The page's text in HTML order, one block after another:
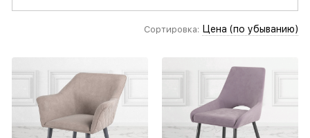
Сортировка: Цена (по убыванию)